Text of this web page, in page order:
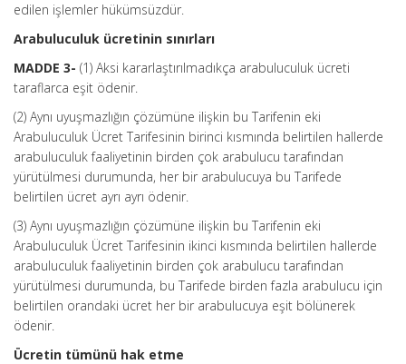
edilen işlemler hükümsüzdür.
Arabuluculuk ücretinin sınırları
MADDE 3- (1) Aksi kararlaştırılmadıkça arabuluculuk ücreti
taraflarca eşit ödenir.
(2) Aynı uyuşmazlığın çözümüne ilişkin bu Tarifenin eki
Arabuluculuk Ücret Tarifesinin birinci kısmında belirtilen hallerde
arabuluculuk faaliyetinin birden çok arabulucu tarafından
yürütülmesi durumunda, her bir arabulucuya bu Tarifede
belirtilen ücret ayrı ayrı ödenir.
(3) Aynı uyuşmazlığın çözümüne ilişkin bu Tarifenin eki
Arabuluculuk Ücret Tarifesinin ikinci kısmında belirtilen hallerde
arabuluculuk faaliyetinin birden çok arabulucu tarafından
yürütülmesi durumunda, bu Tarifede birden fazla arabulucu için
belirtilen orandaki ücret her bir arabulucuya eşit bölünerek
ödenir.
Ücretin tümünü hak etme